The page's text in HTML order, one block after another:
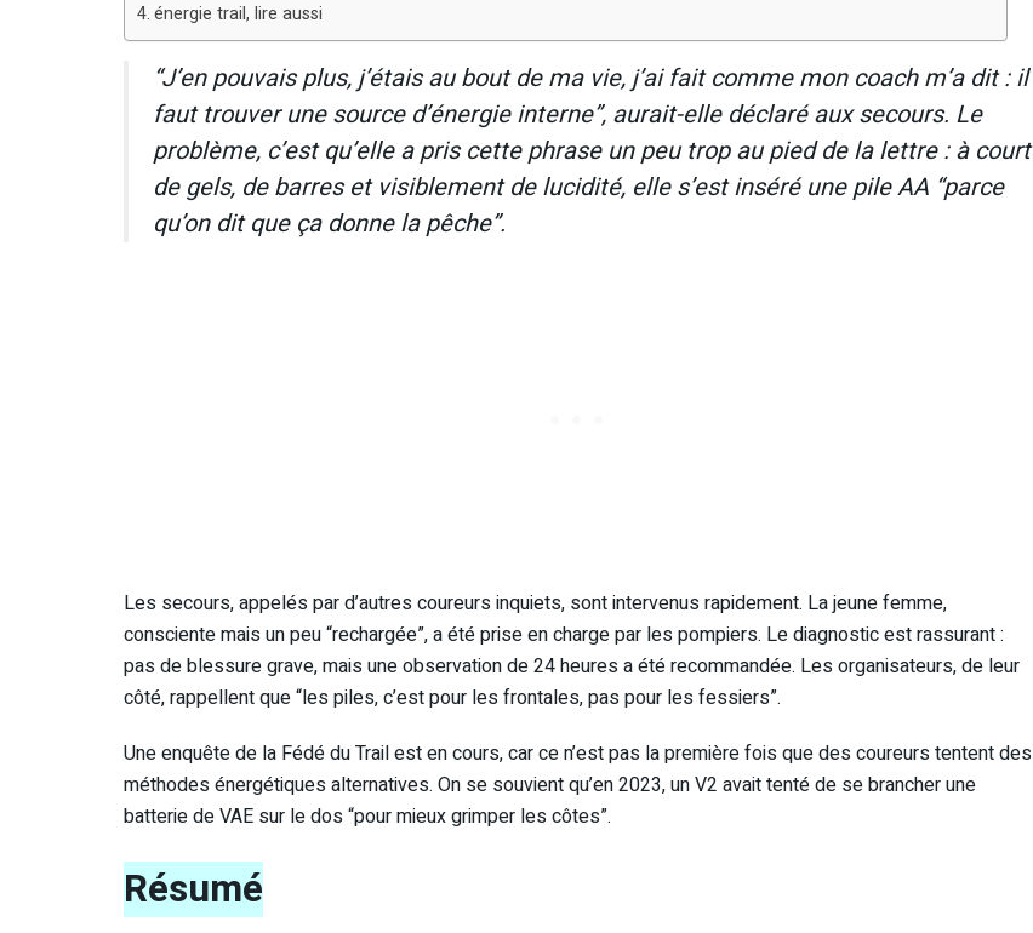
énergie trail, lire aussi
“J’en pouvais plus, j’étais au bout de ma vie, j’ai fait comme mon coach m’a dit : il
faut trouver une source d’énergie interne”, aurait-elle déclaré aux secours. Le
problème, c’est qu’elle a pris cette phrase un peu trop au pied de la lettre : à court
de gels, de barres et visiblement de lucidité, elle s’est inséré une pile AA “parce
qu’on dit que ça donne la pêche”.
Les secours, appelés par d’autres coureurs inquiets, sont intervenus rapidement. La jeune femme,
consciente mais un peu “rechargée”, a été prise en charge par les pompiers. Le diagnostic est rassurant :
pas de blessure grave, mais une observation de 24 heures a été recommandée. Les organisateurs, de leur
côté, rappellent que “les piles, c’est pour les frontales, pas pour les fessiers”.
Une enquête de la Fédé du Trail est en cours, car ce n’est pas la première fois que des coureurs tentent des
méthodes énergétiques alternatives. On se souvient qu’en 2023, un V2 avait tenté de se brancher une
batterie de VAE sur le dos “pour mieux grimper les côtes”.
Résumé